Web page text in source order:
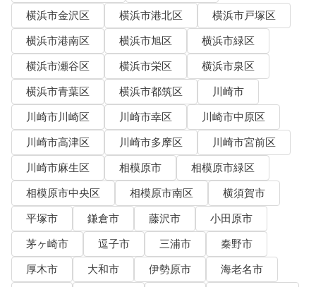
横浜市金沢区
横浜市港北区
横浜市戸塚区
横浜市港南区
横浜市旭区
横浜市緑区
横浜市瀬谷区
横浜市栄区
横浜市泉区
横浜市青葉区
横浜市都筑区
川崎市
川崎市川崎区
川崎市幸区
川崎市中原区
川崎市高津区
川崎市多摩区
川崎市宮前区
川崎市麻生区
相模原市
相模原市緑区
相模原市中央区
相模原市南区
横須賀市
平塚市
鎌倉市 藤沢市
小田原市
茅ヶ崎市
逗子市 三浦市
秦野市
厚木市
大和市 伊勢原市
海老名市